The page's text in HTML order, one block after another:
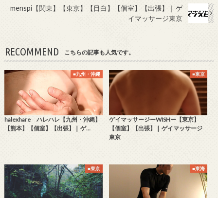
menspi【関東】【東京】【目白】【個室】【出張】❘ ゲ
イマッサージ東京
RECOMMEND こちらの記事も人気です。
■九州・沖縄
halexhare ハレハレ【九州・沖縄】
【熊本】【個室】【出張】❘ ゲ…
■東京
ゲイマッサージーWISHー【東京】
【個室】【出張】❘ ゲイマッサージ
東京
■東京 ■東海